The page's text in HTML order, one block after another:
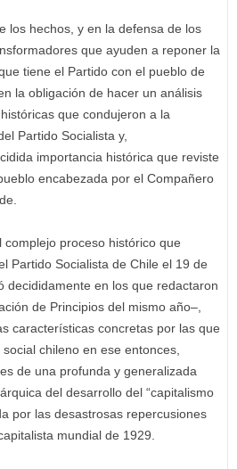
los hechos, y en la defensa de los
que ayuden a reponer la
tiene el Partido con el pueblo de
la obligación de hacer un análisis
que condujeron a la
Partido Socialista y,
importancia histórica que reviste
encabezada por el Compañero
proceso histórico que
Partido Socialista de Chile el 19 de
decididamente en los que redactaron
de Principios del mismo año–,
características concretas por las que
chileno en ese entonces,
de una profunda y generalizada
del desarrollo del “capitalismo
por las desastrosas repercusiones
mundial de 1929.